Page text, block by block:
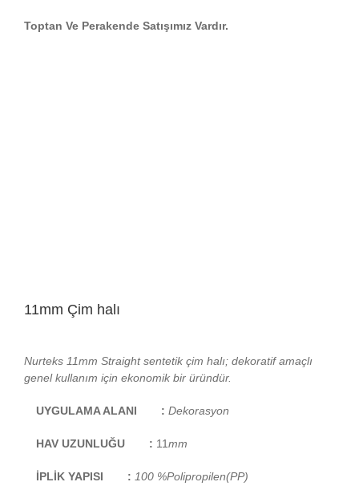
Toptan Ve Perakende Satışımız Vardır.
11mm Çim halı
Nurteks 11mm Straight sentetik çim halı; dekoratif amaçlı
genel kullanım için ekonomik bir üründür.
UYGULAMA ALANI : Dekorasyon
HAV UZUNLUĞU : 11mm
İPLİK YAPISI : 100 %Polipropilen(PP)